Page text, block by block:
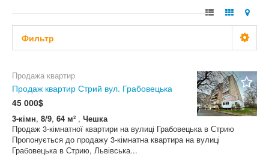
Фильтр
Не важно
грн.
Комнат
Не важно
Площадь, м2
Не важно
15
Продажа квартир
Продаж квартир Стрий вул. Грабовецька
45 000$
3-кімн, 8/9, 64 м² , Чешка
Продаж 3-кімнатної квартири на вулиці Грабовецька в Стрию
Пропонується до продажу 3-кімнатна квартира на вулиці
Грабовецька в Стрию, Львівська...